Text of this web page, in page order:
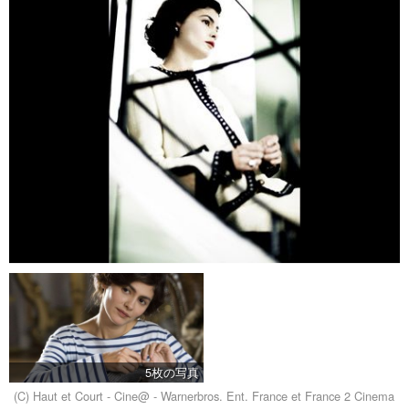
5枚の写真
(C) Haut et Court - Cine@ - Warnerbros. Ent. France et France 2 Cinema